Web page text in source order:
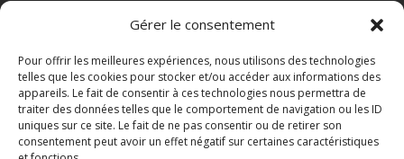
Gérer le consentement
Pour offrir les meilleures expériences, nous utilisons des technologies
telles que les cookies pour stocker et/ou accéder aux informations des
appareils. Le fait de consentir à ces technologies nous permettra de
traiter des données telles que le comportement de navigation ou les ID
uniques sur ce site. Le fait de ne pas consentir ou de retirer son
consentement peut avoir un effet négatif sur certaines caractéristiques
Les Centres de Formation
Les Points Relais
Localiser Point Relais
Mon Compte